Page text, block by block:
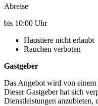
Abreise
bis 10:00 Uhr
Haustiere nicht erlaubt
Rauchen verboten
Gastgeber
Das Angebot wird von
Dieser Gastgeber hat sich
Dienstleistungen anzubieten,